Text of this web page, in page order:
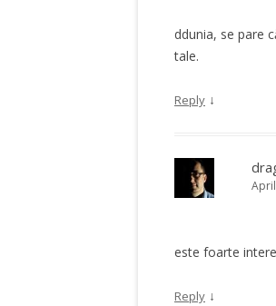
ddunia, se pare
tale.
Reply ↓
este foarte
Reply ↓